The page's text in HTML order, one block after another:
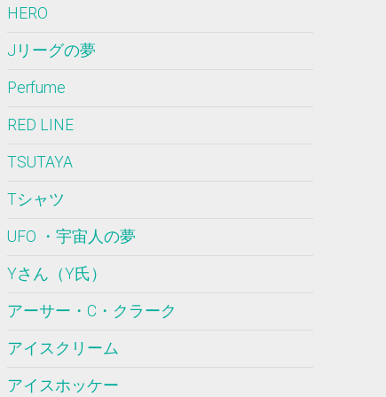
HERO
Jリーグの夢
Perfume
RED LINE
TSUTAYA
Tシャツ
UFO ・宇宙人の夢
Yさん（Y氏）
アーサー・C・クラーク
アイスクリーム
アイスホッケー